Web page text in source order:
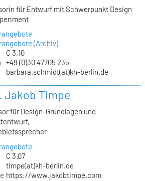
für Entwurf mit Schwerpunkt Design
(Archiv)
C 3.10
+49 (0)30 47705 235
barbara.schmidt(at)kh-berlin.de
Jakob Timpe
für Design-Grundlagen und
C 3.07
timpe(at)kh-berlin.de
https://www.jakobtimpe.com